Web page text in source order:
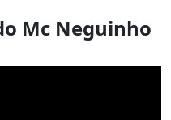
Mc Neguinho